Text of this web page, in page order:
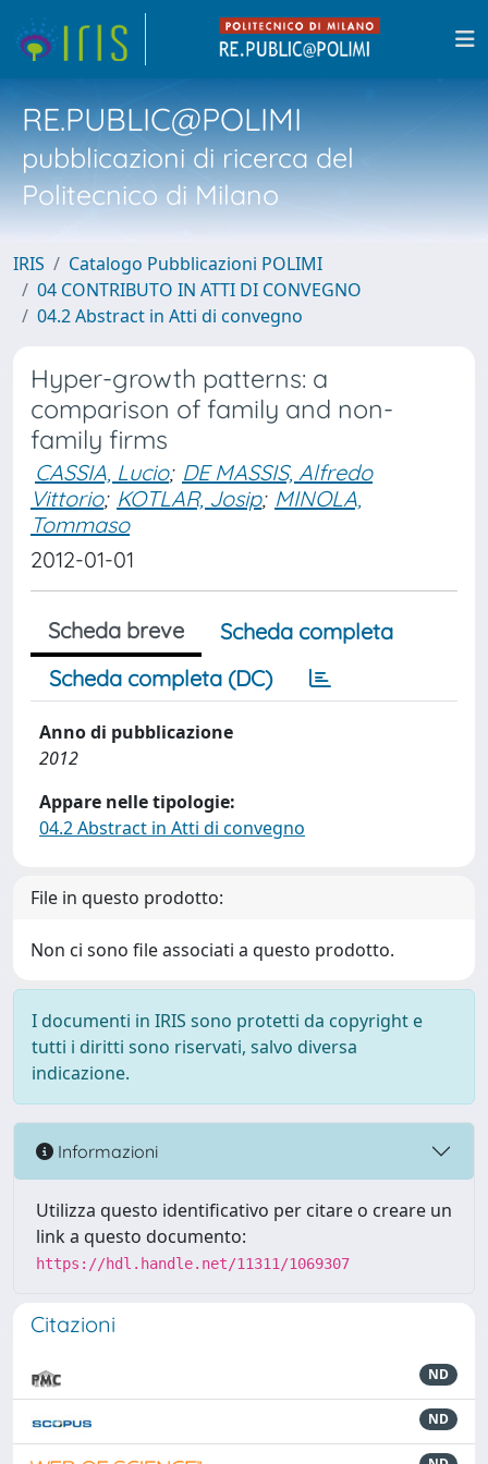
RE.PUBLIC@POLIMI
pubblicazioni di ricerca del
Politecnico di Milano
IRIS
Catalogo Pubblicazioni POLIMI
04 CONTRIBUTO IN ATTI DI CONVEGNO
04.2 Abstract in Atti di convegno
Hyper-growth patterns: a
comparison of family and non-
family firms
CASSIA, Lucio; DE MASSIS, Alfredo
Vittorio; KOTLAR, Josip; MINOLA,
Tommaso
2012-01-01
Scheda breve
Scheda completa
Scheda completa (DC)
Anno di pubblicazione
2012
Appare nelle tipologie:
04.2 Abstract in Atti di convegno
File in questo prodotto:
Non ci sono file associati a questo prodotto.
I documenti in IRIS sono protetti da copyright e
tutti i diritti sono riservati, salvo diversa
indicazione.
Informazioni
Utilizza questo identificativo per citare o creare un
link a questo documento:
https://hdl.handle.net/11311/1069307
Citazioni
ND
ND